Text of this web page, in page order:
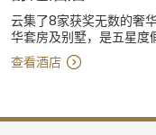
云集了8家获奖无数的奢
华套房及别墅，是五星度
查看酒店